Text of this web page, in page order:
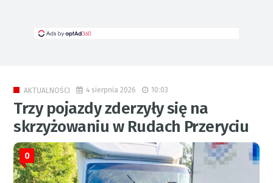
AKTUALNOŚCI 4 sierpnia 2026 10:03
Trzy pojazdy zderzyły się na
skrzyżowaniu w Rudach Przeryciu
0